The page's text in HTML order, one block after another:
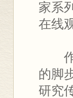
家系
在线
的脚
研究